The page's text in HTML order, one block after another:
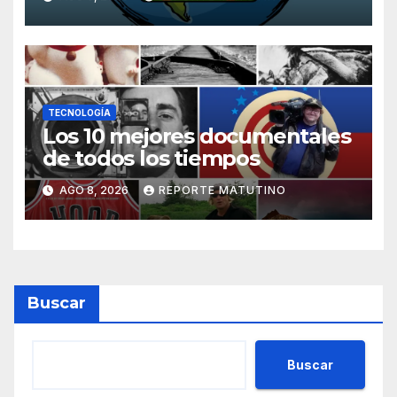
TECNOLOGÍA
Los 10 mejores documentales
de todos los tiempos
AGO 8, 2026 REPORTE MATUTINO
Buscar
Buscar